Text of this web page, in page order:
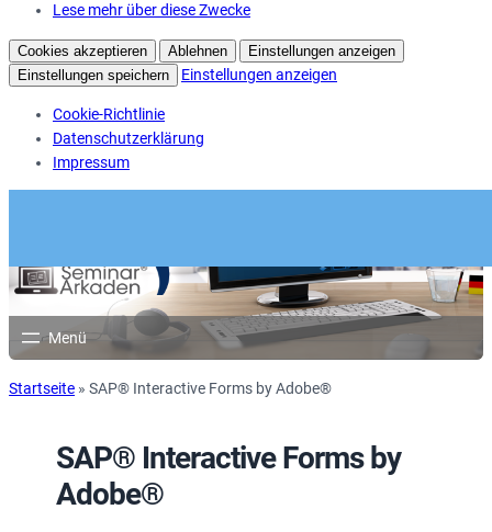
Lese mehr über diese Zwecke
Cookies akzeptieren Ablehnen
Einstellungen anzeigen
Einstellungen speichern
Einstellungen anzeigen
Cookie-Richtlinie
Datenschutzerklärung
Impressum
Startseite » SAP® Interactive Forms by Adobe®
SAP® Interactive Forms by
Adobe®